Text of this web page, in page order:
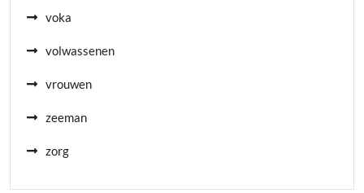
voka
volwassenen
vrouwen
zeeman
zorg